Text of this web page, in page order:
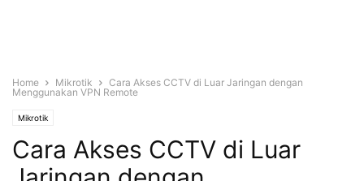
Home Mikrotik
Cara Akses CCTV di Luar Jaringan dengan
Menggunakan VPN Remote
Mikrotik
Cara Akses CCTV di Luar